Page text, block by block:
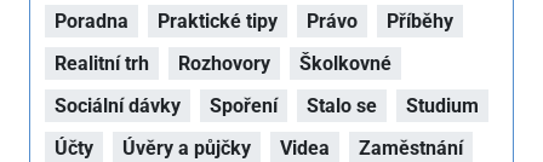
Poradna
Praktické tipy Právo
Příběhy
Realitní trh
Rozhovory
Školkovné
Sociální dávky
Spoření Stalo se
Studium
Účty
Úvěry a půjčky Videa
Zaměstnání